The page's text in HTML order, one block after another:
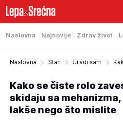
Naslovna Najnovije Zdrav život
Naslovna Stan Uradi sam
Kako se čiste rolo
skidaju sa
lakše nego što mislite